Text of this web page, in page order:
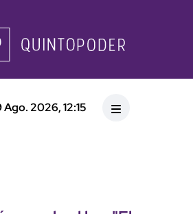
Ago. 2026, 12:15